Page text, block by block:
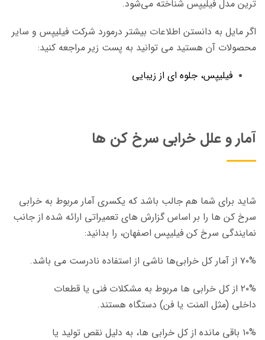
‌ترین مدل فیلیپس شناخته می‌شود.
اگر مایل به دانستن اطلاعات بیشتر درمورد شرکت فیلیپس و سایر
محصولات آن هستید می توانید به پست زیر مراجعه کنید:
فیلیپس، جلوه ای از زیبایی
آمار و علل خرابی سرخ کن ها
شاید برای شما هم جالب باشد که یکسری آمار مربوط به خرابی
سرخ کن ها را بر اساس گزارش های تعمیراتی ارائه شده از جانب
نمایندگی سرخ کن فیلیپس اصفهان، را بدانید:
۷۰% از آمار کل خرابی‌ها ناشی از استفاده نادرست می باشد.
۲۰% از کل خرابی ها مربوط به مشکلات فنی یا قطعات
داخلی (مثل المنت یا فن) دستگاه هستند.
۱۰% باقی مانده از کل خرابی ها، به دلیل نقص تولید یا